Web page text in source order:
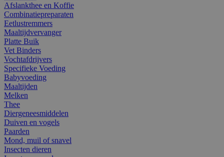
Afslankthee en Koffie
Combinatiepreparaten
Eetlustremmers
Maaltijdvervanger
Platte Buik
Vet Binders
Vochtafdrijvers
Specifieke Voeding
Babyvoeding
Maaltijden
Melken
Thee
Diergeneesmiddelen
Duiven en vogels
Paarden
Mond, muil of snavel
Insecten dieren